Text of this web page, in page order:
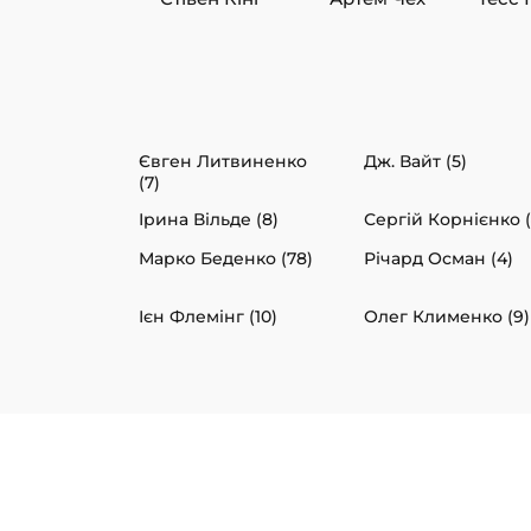
Євген Литвиненко
(7)
Дж. Вайт (5)
Ірина Вільде (8) Сергій Корнієнко
Марко Беденко (78)
Річард Осман (4)
Ієн Флемінг (10)
Олег Клименко (9)